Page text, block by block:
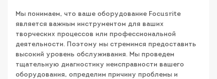
Мы понимаем, что ваше оборудование Focusrite
является важным инструментом для ваших
творческих процессов или профессиональной
деятельности. Поэтому мы стремимся предоставить
высокий уровень обслуживания. Мы проведем
тщательную диагностику неисправности вашего
оборудования, определим причину проблемы и